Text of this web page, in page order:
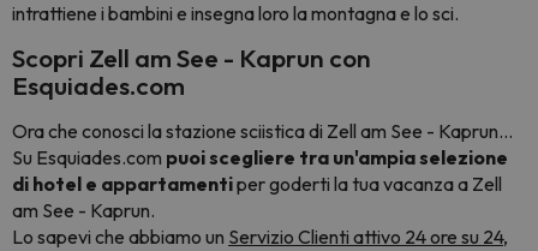
intrattiene i bambini e insegna loro la montagna e lo sci.
Scopri Zell am See - Kaprun con
Esquiades.com
Ora che conosci la stazione sciistica di Zell am See - Kaprun...
Su Esquiades.com puoi scegliere tra un'ampia selezione
di hotel e appartamentiper goderti la tua vacanza a Zell
am See - Kaprun.
Lo sapevi che abbiamo un Servizio Clienti attivo 24 ore su 24,